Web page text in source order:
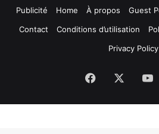
Publicité
Home À propos
Guest
Contact
Conditions d’utilisation
Privacy Policy
Facebook